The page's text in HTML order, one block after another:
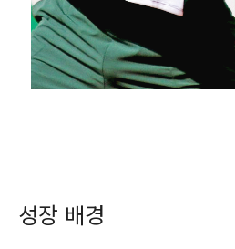
성장 배경